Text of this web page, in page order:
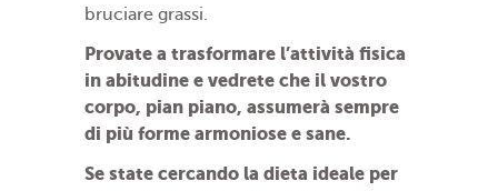
bruciare grassi.
Provate a trasformare l’attività fisica
in abitudine e vedrete che il vostro
corpo, pian piano, assumerà sempre
di più forme armoniose e sane.
Se state cercando la dieta ideale per